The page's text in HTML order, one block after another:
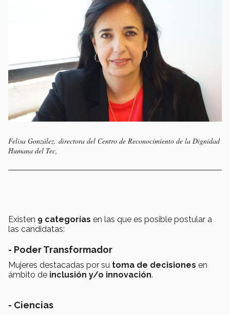
Felisa González. directora del Centro de Reconocimiento de la Dignidad
Humana del Tec,
Existen 9 categorías en las que es posible postular a
las candidatas:
- Poder Transformador
Mujeres destacadas por su toma de decisiones en
ámbito de inclusión y/o innovación.
- Ciencias